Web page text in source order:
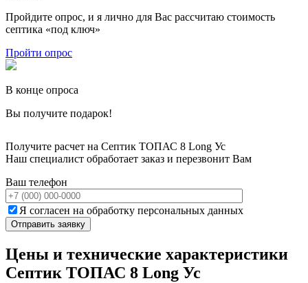
Пройдите опрос, и я лично для Вас рассчитаю стоимость
септика «под ключ»
Пройти опрос
В конце опроса
Вы получите подарок!
Получите расчет на Септик ТОПАС 8 Long Ус
Наш специалист обработает заказ и перезвонит Вам
Ваш телефон
Я согласен на обработку персональных данных
Цены и технические характеристики
Септик ТОПАС 8 Long Ус